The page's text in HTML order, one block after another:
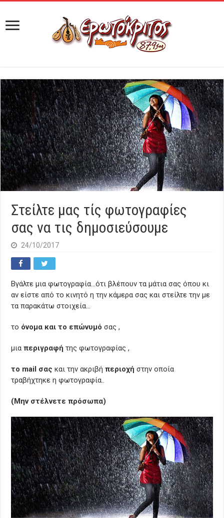
Στείλτε μας τίς φωτογραφίες
σας να τις δημοσιεύσουμε
24/10/2017
Βγάλτε μια φωτογραφία…ότι βλέπουν τα μάτια σας όπου κι
αν είστε από το κινητό η την κάμερα σας και στείλτε την με
τα παρακάτω στοιχεία…
το όνομα και το επώνυμό σας ,
μιαπεριγραφή της φωτογραφίας ,
το mail σας και την ακριβήπεριοχή στην οποία
τραβήχτηκε η φωτογραφία..
(Μην στέλνετε πρόσωπα)